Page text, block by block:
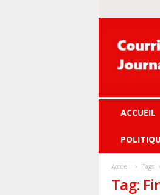
journalistes
ACCUEIL
Accueil Tags
Tag: